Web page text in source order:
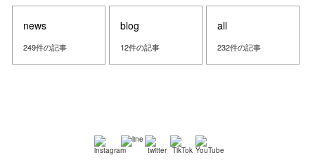
news
249件の記事
blog
12件の記事
all
232件の記事